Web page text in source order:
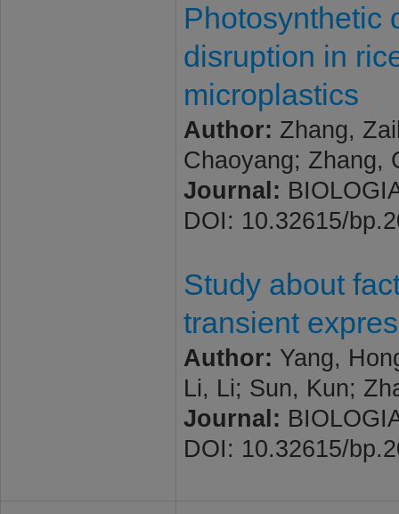
Photosynthetic
disruption in
microplastics
Author: Zhang,
Chaoyang; Zhang,
Journal:
DOI: 10.32615/
Study about
transient
Author: Yang,
Li, Li; Sun, Kun;
Journal:
DOI: 10.32615/